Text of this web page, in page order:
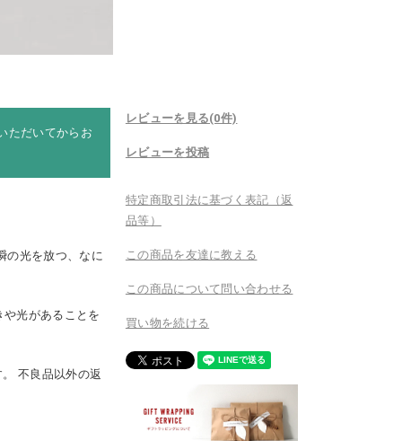
ただいてからお
の光を放つ、なに
光があることを
不良品以外の返
レビューを見る(0件)
レビューを投稿
特定商取引法に基づく表記（返
品等）
この商品を友達に教える
この商品について問い合わせる
買い物を続ける